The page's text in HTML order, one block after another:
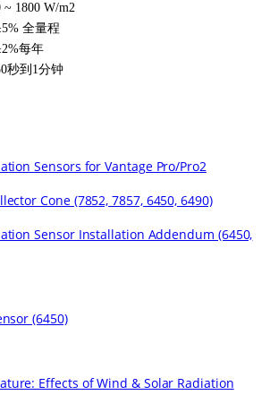
~ 1800 W/m2
全量程
每年
秒到1分钟
Sensors for Vantage Pro/Pro2
Cone (7852, 7857, 6450, 6490)
Sensor Installation Addendum (6450,
(6450)
Effects of Wind & Solar Radiation